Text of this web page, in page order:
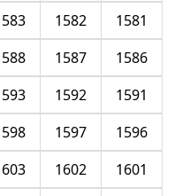
1581
1582
1586
1587
1591
1592
1596
1597
1601
1602